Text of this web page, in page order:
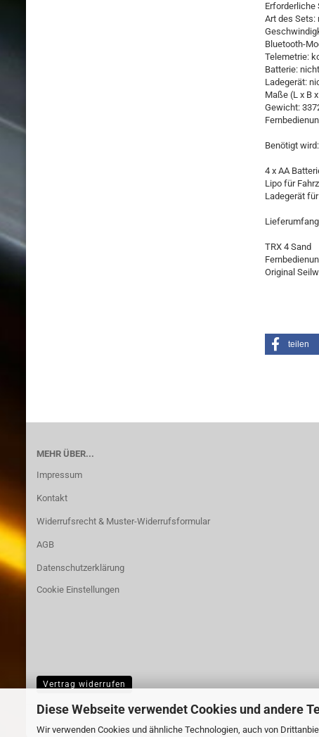
Diese Webseite verwendet Cookies und andere
Wir verwenden Cookies und ähnliche Technologien, auch von
Erforderliche
Art des Sets:
Bluetooth-
Telemetrie:
Batterie:
Ladegerät:
Maße (L x B
Gewicht:
Benötigt wird:
4 x AA
Lipo für
Ladegerät
TRX 4 Sand
Original
teilen
MEHR ÜBER...
Impressum
Kontakt
Widerrufsrecht & Muster-Widerrufsformular
AGB
Datenschutzerklärung
Cookie Einstellungen
Vertrag widerrufen